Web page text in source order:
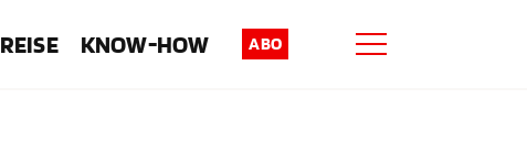
REISE KNOW-HOW ABO